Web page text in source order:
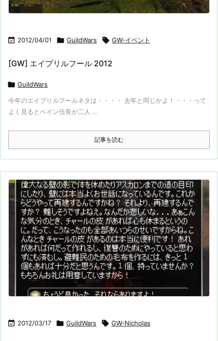
 2012/04/01  GuildWars  GW-イベント
[GW] エイプリルフール 2012
 GuildWars
今年のエイプリルフールネタは・・・・ 去年と同じかよ！・・・って
よく見るとベイン伍長が二人 ...
記事を読む
 2012/03/17  GuildWars  GW-Nicholas